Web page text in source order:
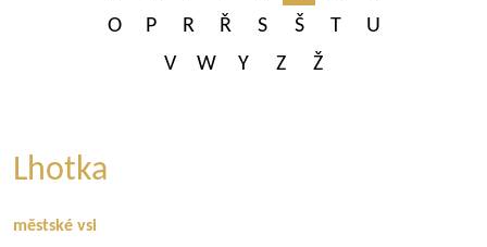
O
P R Ř S Š T
U
V
W Y Z Ž
Lhotka
městské vsi